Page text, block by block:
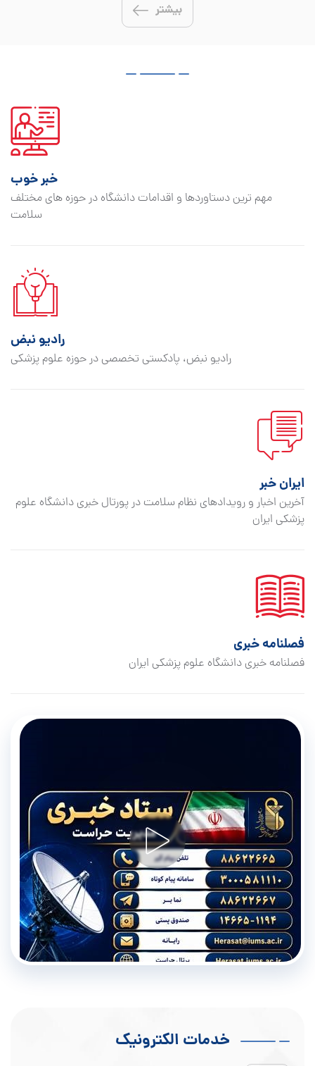
بیشتر
خبر خوب
مهم ترین دستاوردها و اقدامات دانشگاه در حوزه های مختلف
سلامت
رادیو نبض
رادیو نبض، پادکستی تخصصی در حوزه علوم پزشکی
ایران خبر
آخرین اخبار و رویدادهای نظام سلامت در پورتال خبری دانشگاه علوم
پزشکی ایران
فصلنامه خبری
فصلنامه خبری دانشگاه علوم پزشکی ایران
خدمات الکترونیک